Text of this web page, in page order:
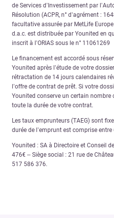
de Services d’Investissement par
Résolution (ACPR, n° d’agrément :
facultative assurée par MetLife
d.a.c. est distribuée par Younited en
inscrit à l’ORIAS sous le n° 11061269
Le financement est accordé sous
Younited après l’étude de votre
rétractation de 14 jours calendaires
l’offre de contrat de prêt. Si votre
Younited conserve un certain
toute la durée de votre contrat.
Les taux emprunteurs (TAEG) sont
durée de l’emprunt est comprise
Younited : SA à Directoire et Conseil
476€ – Siège social : 21 rue de
517 586 376.